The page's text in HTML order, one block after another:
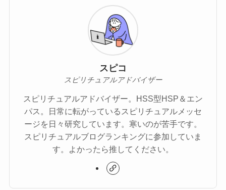
スピコ
スピリチュアルアドバイザー
スピリチュアルアドバイザー。HSS型HSP＆エン
パス。日常に転がっているスピリチュアルメッセ
ージを日々研究しています。寒いのが苦手です。
スピリチュアルブログランキングに参加していま
す。よかったら推してください。